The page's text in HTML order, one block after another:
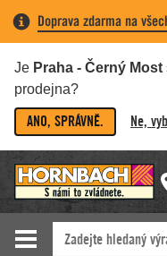
Doprava zdarma na
Je Praha - Černý Most
prodejna?
ANO, SPRÁVNĚ. Ne,